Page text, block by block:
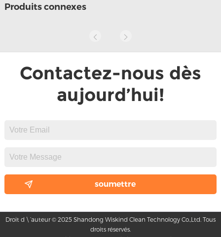
Produits connexes
Contactez-nous dès
aujourd’hui!
Droit d \ ’auteur © 2025 Shandong Wiskind Clean Technology Co.,Ltd. Tous
droits réservés.